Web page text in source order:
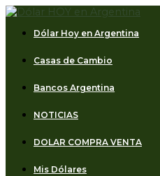
Dólar Hoy en Argentina
Casas de Cambio
Bancos Argentina
NOTICIAS
DOLAR COMPRA VENTA
Mis Dólares